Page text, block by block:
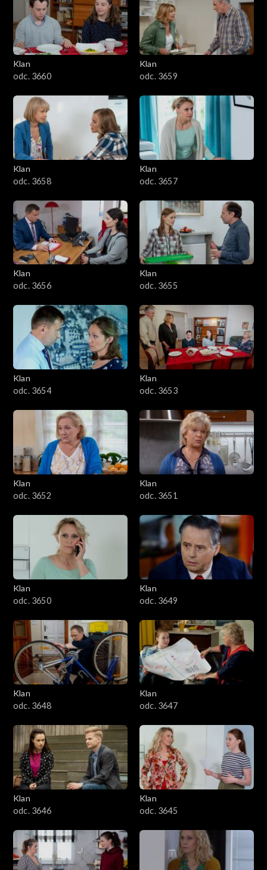
Klan
odc. 3660
Klan
odc. 3659
Klan
odc. 3658
Klan
odc. 3657
Klan
odc. 3656
Klan
odc. 3655
Klan
odc. 3654
Klan
odc. 3653
Klan
odc. 3652
Klan
odc. 3651
Klan
odc. 3650
Klan
odc. 3649
Klan
odc. 3648
Klan
odc. 3647
Klan
odc. 3646
Klan
odc. 3645